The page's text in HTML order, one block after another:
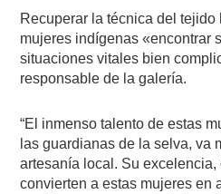
Recuperar la técnica del
mujeres indígenas «encontrar
situaciones vitales bien
responsable de la galería.
“El inmenso talento de estas
las guardianas de la selva, va
artesanía local. Su excelencia,
convierten a estas mujeres en